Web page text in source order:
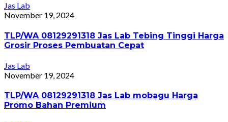
Jas Lab
November 19, 2024
TLP/WA 08129291318 Jas Lab Tebing Tinggi Harga
Grosir Proses Pembuatan Cepat
Jas Lab
November 19, 2024
TLP/WA 08129291318 Jas Lab mobagu Harga
Promo Bahan Premium